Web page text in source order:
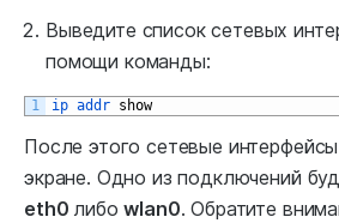
Выведите список сетевых
помощи команды:
1 ip addr show
После этого сетевые
экране. Одно из подключений
eth0 либоwlan0. Обратите